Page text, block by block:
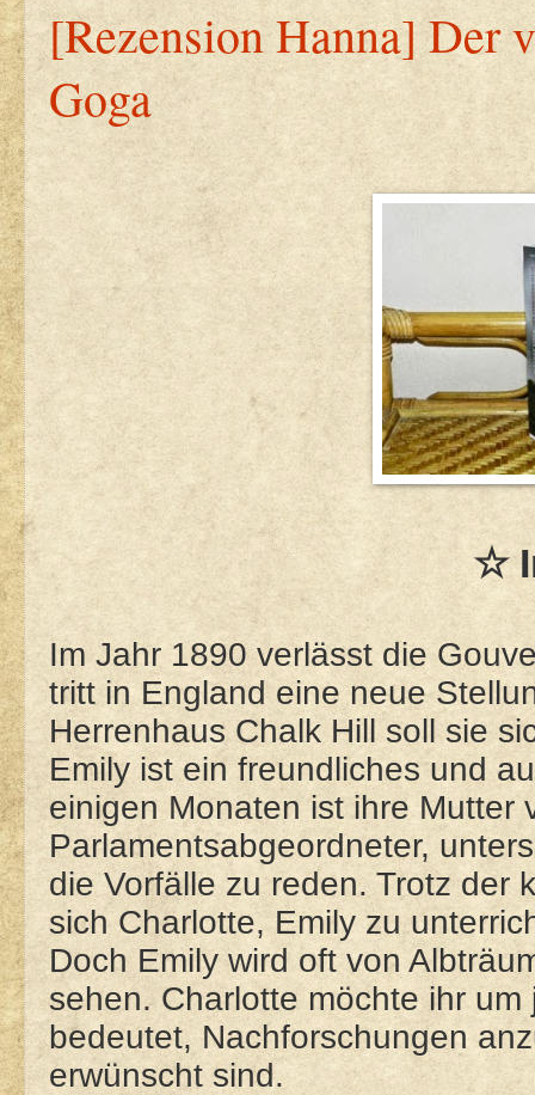
[Rezension Hanna] Der
Goga
☆
Im Jahr 1890 verlässt die
tritt in England eine neue
Herrenhaus Chalk Hill soll sie
Emily ist ein freundliches und
einigen Monaten ist ihre Mutter
Parlamentsabgeordneter,
die Vorfälle zu reden. Trotz der
sich Charlotte, Emily zu
Doch Emily wird oft von
sehen. Charlotte möchte ihr
bedeutet, Nachforschungen
erwünscht sind.